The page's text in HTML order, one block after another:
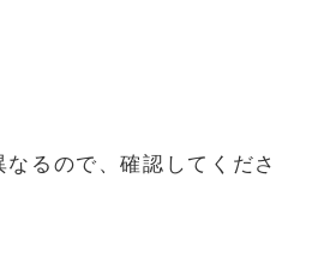
るので、確認してくださ